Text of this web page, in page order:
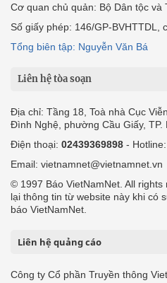
Cơ quan chủ quản: Bộ Dân tộc và
Số giấy phép: 146/GP-BVHTTDL,
Tổng biên tập: Nguyễn Văn Bá
Liên hệ tòa soạn
Địa chỉ: Tầng 18, Toà nhà Cục
Đình Nghệ, phường Cầu Giấy, TP.
Điện thoại: 02439369898 - Hotline:
Email: vietnamnet@vietnamnet.vn
© 1997 Báo VietNamNet. All
lại thông tin từ website này khi có
báo VietNamNet.
Liên hệ quảng cáo
Công ty Cổ phần Truyền thông